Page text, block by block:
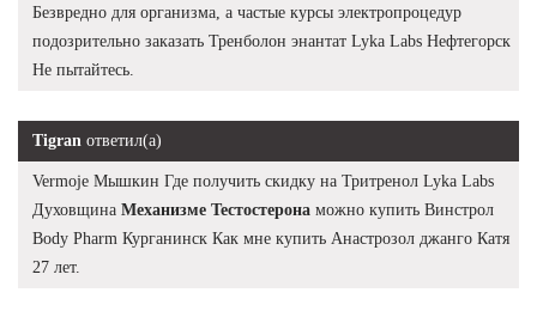
Безвредно для организма, а частые курсы электропроцедур
подозрительно заказать Тренболон энантат Lyka Labs Нефтегорск
Не пытайтесь.
Tigran ответил(а)
Vermoje Мышкин Где получить скидку на Тритренол Lyka Labs
Духовщина Механизме Тестостерона можно купить Винстрол
Body Pharm Курганинск Как мне купить Анастрозол джанго Катя
27 лет.